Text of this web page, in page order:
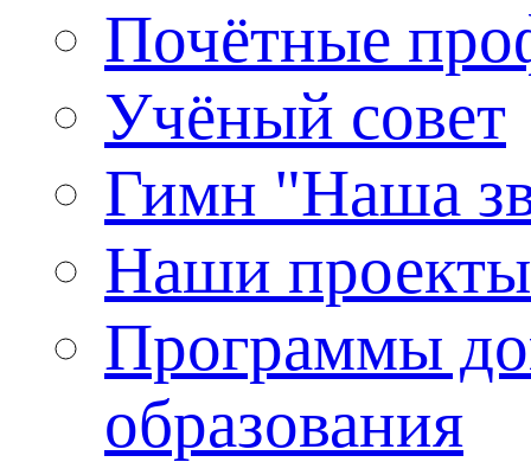
Почётные
Учёный совет
Гимн "Наша
Наши проекты
Программы
образования